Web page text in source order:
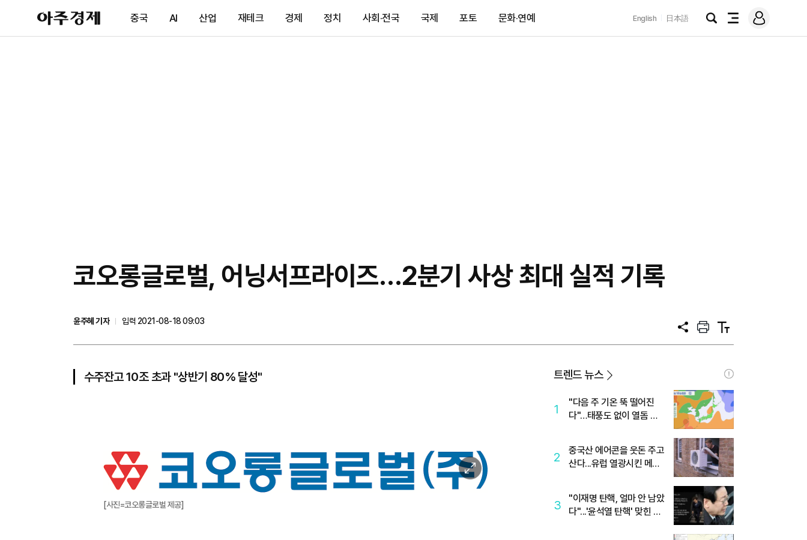
아
주
제
중국 AI 산업 재테크 경제 정치 사회·전국 국제 포토 문화·연예 English 日本語
검
전
메
그
코오롱글로벌, 어닝서프라이즈…2분기 사상 최대 실적 기록
윤주혜 기자
입력 2021-08-18 09:03
공
프
트
텍
트
수주잔고 10조 초과 "상반기 80% 달성"
이
미
[사진=코오롱글로벌 제공]
트렌드 뉴스
1
"다음 주 기온 뚝 떨어진
다"…태풍도 없이 열돔 박
2
중국산 에어콘을 웃돈 주고
산다...유럽 열광시킨 메이
3
"이재명 탄핵, 얼마 안 남았
다"...'윤석열 탄핵' 맞힌 무